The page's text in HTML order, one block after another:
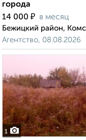
города
14 000 ₽ в месяц
Бежицкий район,
Агентство, 08.08.2026
1